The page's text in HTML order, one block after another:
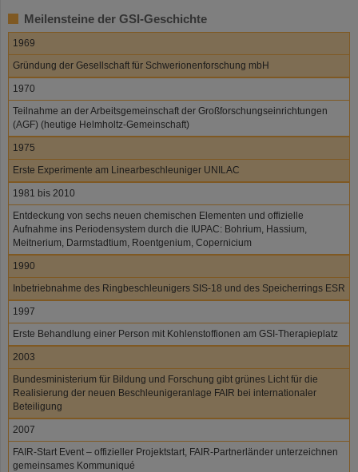
Meilensteine der GSI-Geschichte
1969
Gründung der Gesellschaft für Schwerionenforschung mbH
1970
Teilnahme an der Arbeitsgemeinschaft der Großforschungseinrichtungen
(AGF) (heutige Helmholtz-Gemeinschaft)
1975
Erste Experimente am Linearbeschleuniger UNILAC
1981 bis 2010
Entdeckung von sechs neuen chemischen Elementen und offizielle
Aufnahme ins Periodensystem durch die IUPAC: Bohrium, Hassium,
Meitnerium, Darmstadtium, Roentgenium, Copernicium
1990
Inbetriebnahme des Ringbeschleunigers SIS-18 und des Speicherrings ESR
1997
Erste Behandlung einer Person mit Kohlenstoffionen am GSI-Therapieplatz
2003
Bundesministerium für Bildung und Forschung gibt grünes Licht für die
Realisierung der neuen Beschleunigeranlage FAIR bei internationaler
Beteiligung
2007
FAIR-Start Event – offizieller Projektstart, FAIR-Partnerländer unterzeichnen
gemeinsames Kommuniqué